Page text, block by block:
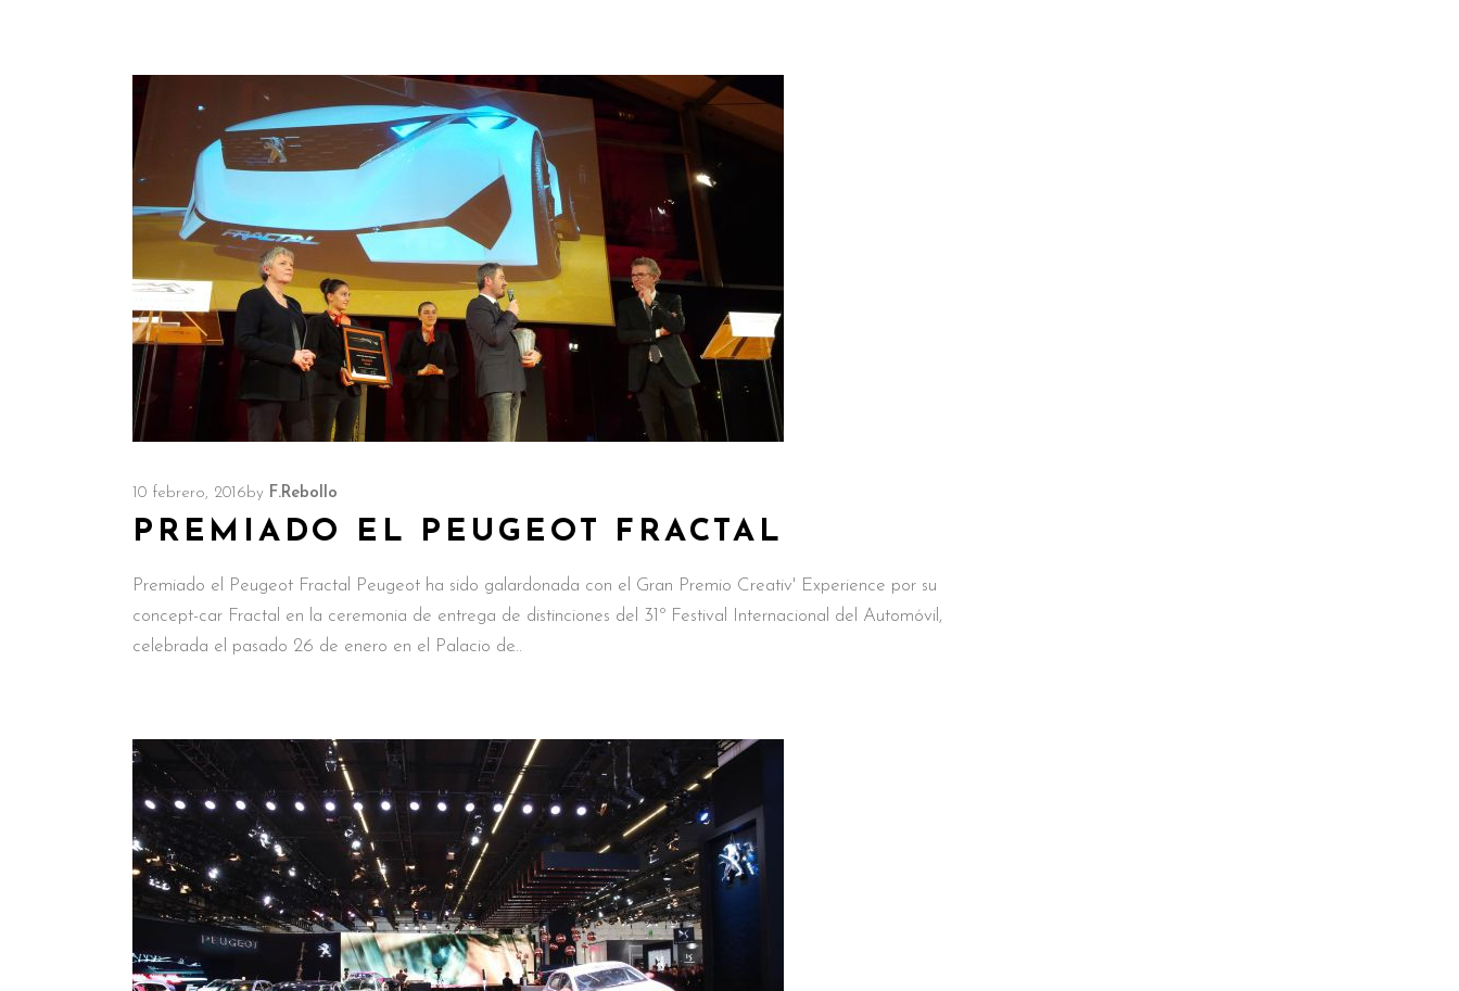
10 febrero, 2016by F.Rebollo
PREMIADO EL PEUGEOT FRACTAL
Premiado el Peugeot Fractal Peugeot ha sido galardonada con el Gran Premio Creativ' Experience por su
concept-car Fractal en la ceremonia de entrega de distinciones del 31º Festival Internacional del Automóvil,
celebrada el pasado 26 de enero en el Palacio de